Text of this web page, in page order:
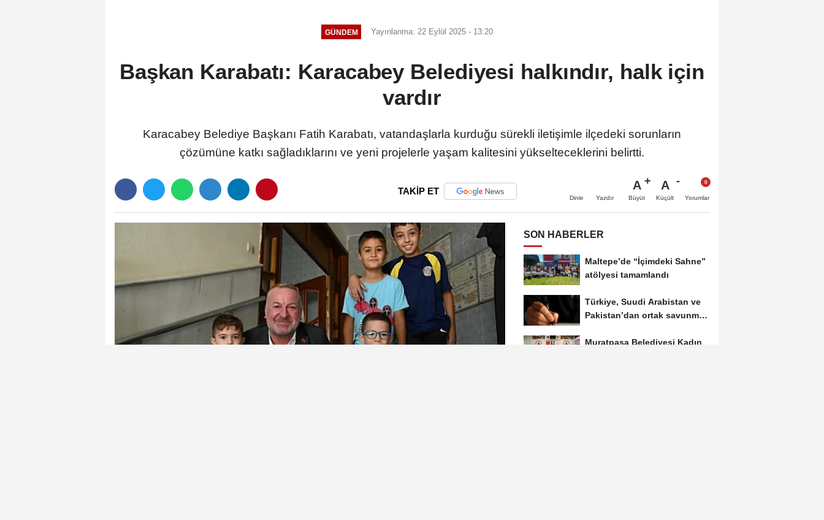
GÜNDEM Yayınlanma: 22 Eylül 2025 - 13:20
Başkan Karabatı: Karacabey Belediyesi halkındır, halk için
vardır
Karacabey Belediye Başkanı Fatih Karabatı, vatandaşlarla kurduğu sürekli iletişimle ilçedeki sorunların
çözümüne katkı sağladıklarını ve yeni projelerle yaşam kalitesini yükselteceklerini belirtti.
TAKİP ET
Dinle Yazdır
A
Büyüt
A
Küçült Yorumlar
SON HABERLER
Maltepe’de “İçimdeki Sahne”
atölyesi tamamlandı
Türkiye, Suudi Arabistan ve
Pakistan’dan ortak savunma
Muratpaşa Belediyesi Kadın